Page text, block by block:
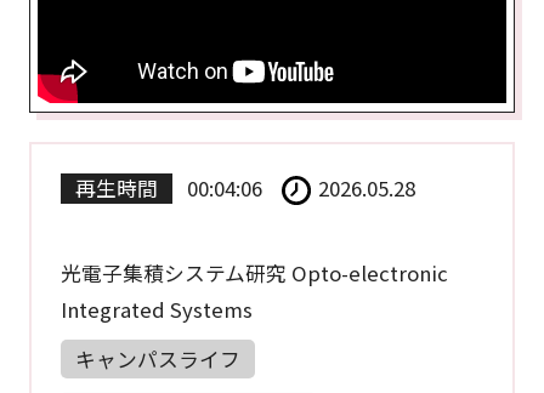
再生時間 00:04:06 2026.05.28
光電子集積システム研究 Opto-electronic
Integrated Systems
キャンパスライフ